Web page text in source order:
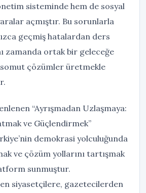
sisteminde hem de sosyal
açmıştır. Bu sorunlarla
geçmiş hatalardan ders
zamanda ortak bir geleceğe
somut çözümler üretmekle
“Ayrışmadan Uzlaşmaya:
ve Güçlendirmek”
demokrasi yolculuğunda
ve çözüm yollarını tartışmak
sunmuştur.
siyasetçilere, gazetecilerden